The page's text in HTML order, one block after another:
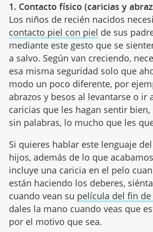
1. Contacto físico (caricias y
Los niños de recién nacidos
contacto piel con piel de sus
mediante este gesto que se
a salvo. Según van creciendo,
esa misma seguridad solo que
modo un poco diferente, por
abrazos y besos al levantarse o ir
caricias que les hagan sentir bien,
sin palabras, lo mucho que les
Si quieres hablar este lenguaje
hijos, además de lo que
incluye una caricia en el pelo
están haciendo los deberes,
cuando vean su película del fin de
dales la mano cuando veas que
por el motivo que sea.